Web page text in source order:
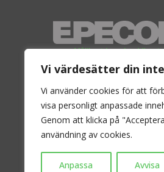
Vi värdesätter din
Vi använder cookies för att
visa personligt anpassade
Genom att klicka på
användning av cookies.
Anpassa Avvisa
En ledande aktör på den
marknaden inom
konvektorer för
värme.
Personuppgiftspolicy–